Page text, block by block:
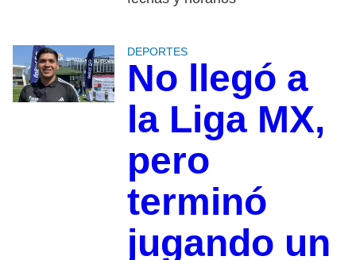
DEPORTES
No llegó a
la Liga MX,
pero
terminó
jugando un